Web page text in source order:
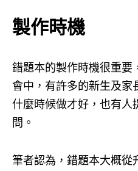
製作時機
錯題本的製作時機很重要
會中，有許多的新生及家
什麼時候做才好，也有人
問。
筆者認為，錯題本大概從